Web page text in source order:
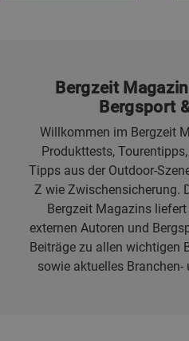
Bergzeit
Bergsport
Willkommen im Bergzeit
Produkttests,
Tipps aus der Outdoor-
Z wie Zwischensicherung.
Bergzeit Magazins
externen Autoren und
Beiträge zu allen wichtigen
sowie aktuelles